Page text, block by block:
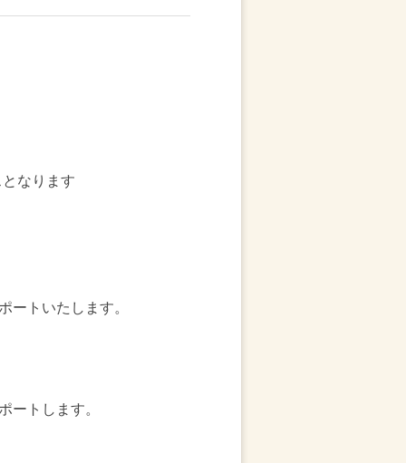
なります
ートいたします。
ートします。